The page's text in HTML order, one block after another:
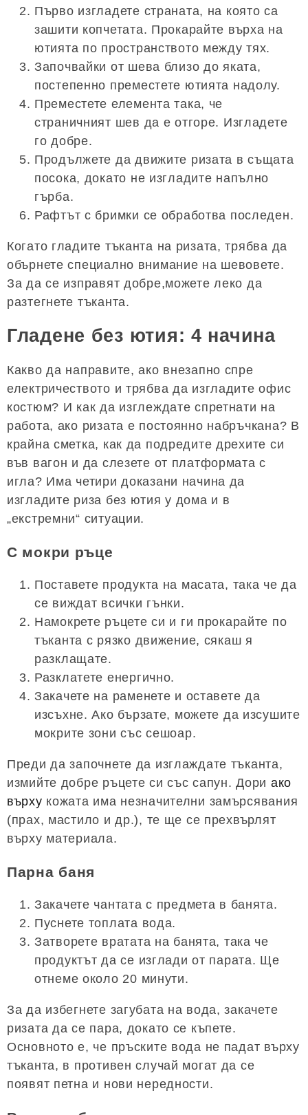
Първо изгладете страната, на която са
зашити копчетата. Прокарайте върха на
ютията по пространството между тях.
Започвайки от шева близо до яката,
постепенно преместете ютията надолу.
Преместете елемента така, че
страничният шев да е отгоре. Изгладете
го добре.
Продължете да движите ризата в същата
посока, докато не изгладите напълно
гърба.
Рафтът с бримки се обработва последен.
Когато гладите тъканта на ризата, трябва да
обърнете специално внимание на шевовете.
За да се изправят добре,можете леко да
разтегнете тъканта.
Гладене без ютия: 4 начина
Какво да направите, ако внезапно спре
електричеството и трябва да изгладите офис
костюм? И как да изглеждате спретнати на
работа, ако ризата е постоянно набръчкана? В
крайна сметка, как да подредите дрехите си
във вагон и да слезете от платформата с
игла? Има четири доказани начина да
изгладите риза без ютия у дома и в
„екстремни“ ситуации.
С мокри ръце
Поставете продукта на масата, така че да
се виждат всички гънки.
Намокрете ръцете си и ги прокарайте по
тъканта с рязко движение, сякаш я
разклащате.
Разклатете енергично.
Закачете на раменете и оставете да
изсъхне. Ако бързате, можете да изсушите
мокрите зони със сешоар.
Преди да започнете да изглаждате тъканта,
измийте добре ръцете си със сапун. Дори ако
върху кожата има незначителни замърсявания
(прах, мастило и др.), те ще се прехвърлят
върху материала.
Парна баня
Закачете чантата с предмета в банята.
Пуснете топлата вода.
Затворете вратата на банята, така че
продуктът да се изглади от парата. Ще
отнеме около 20 минути.
За да избегнете загубата на вода, закачете
ризата да се пара, докато се къпете.
Основното е, че пръските вода не падат върху
тъканта, в противен случай могат да се
появят петна и нови нередности.